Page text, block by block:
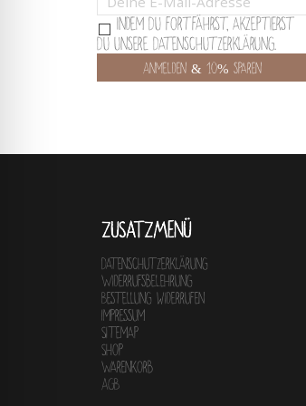
Indem Du fortfährst, akzeptierst
Du unsere Datenschutzerklärung.
ZUSATZMENÜ
Datenschutzerklärung
Widerrufsbelehrung
Bestellung widerrufen
Impressum
Sitemap
Shop
Warenkorb
AGB